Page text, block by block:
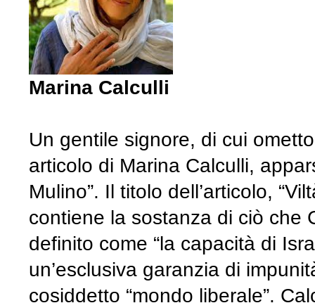
Marina Calculli
Un gentile signore, di cui
articolo di Marina Calculli,
Mulino”. Il titolo dell’articolo,
contiene la sostanza di ciò che
definito come “la capacità di
un’esclusiva garanzia di
cosiddetto “mondo liberale”.